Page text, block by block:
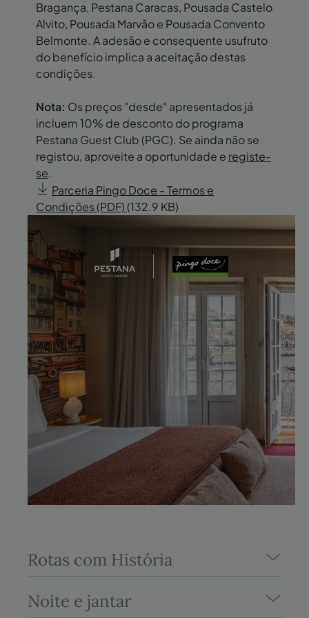
Bragança, Pestana Caracas, Pousada Castelo
Alvito, Pousada Marvão e Pousada Convento
Belmonte. A adesão e consequente usufruto
do benefício implica a aceitação destas
condições.
Nota: Os preços "desde" apresentados já
incluem 10% de desconto do programa
Pestana Guest Club (PGC). Se ainda não se
registou, aproveite a oportunidade e registe-
se.
Parceria Pingo Doce - Termos e
Condições (PDF) (132.9 KB)
Rotas com História
Noite e jantar